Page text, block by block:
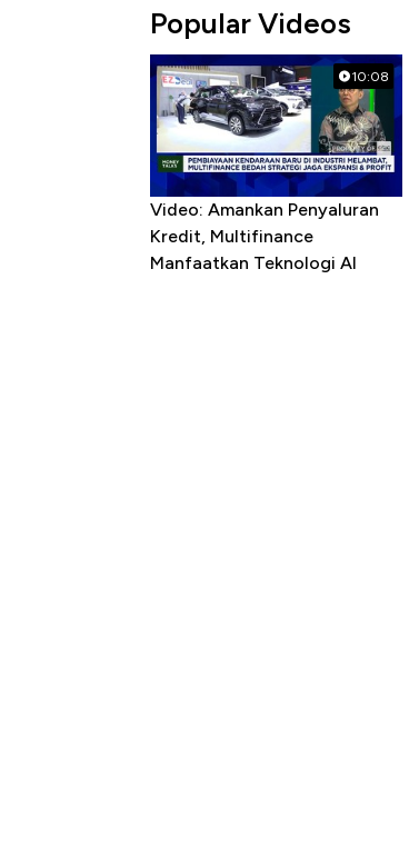
Popular Videos
10:08
Video: Amankan Penyaluran
Kredit, Multifinance
Manfaatkan Teknologi AI